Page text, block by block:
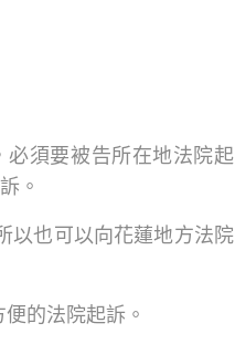
須要被告所在地法院起
。
以也可以向花蓮地方法院
的法院起訴。